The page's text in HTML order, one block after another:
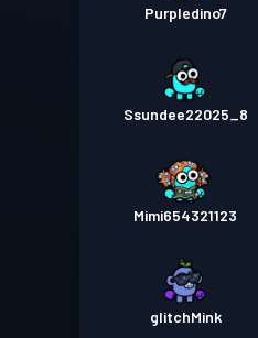
Purpledino7
Ssundee22025_8
Mimi654321123
glitchMink